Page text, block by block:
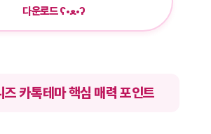
다운로드 ʕ•ﻌ•ʔ
카톡테마 핵심 매력 포인트